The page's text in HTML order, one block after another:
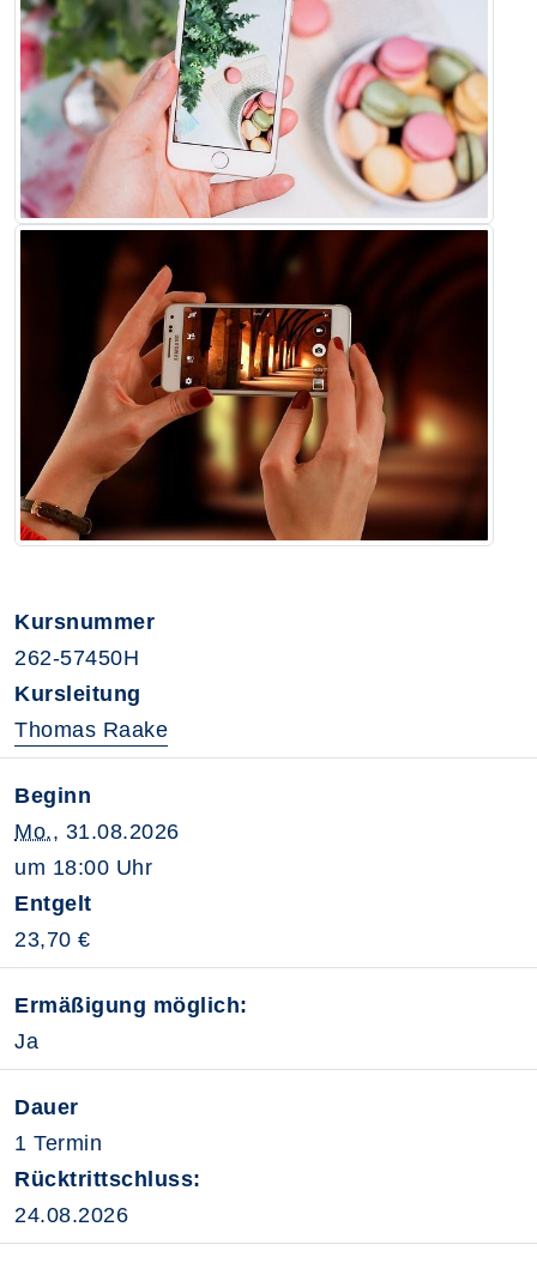
Kursnummer
262-57450H
Kursleitung
Thomas Raake
Beginn
Mo., 31.08.2026
um 18:00 Uhr
Entgelt
23,70 €
Ermäßigung möglich:
Ja
Dauer
1 Termin
Rücktrittschluss:
24.08.2026